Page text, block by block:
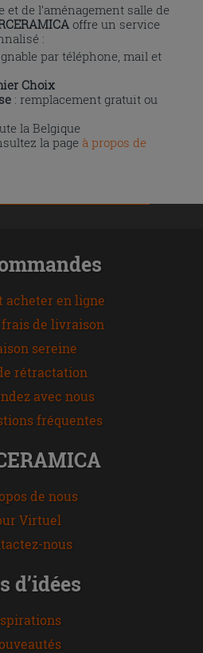
et de l’aménagement salle de
offre un service
:
par téléphone, mail et
Choix
: remplacement gratuit ou
la Belgique
la page à propos de
acheter en ligne
de livraison
sereine
rétractation
avec nous
fréquentes
de nous
Virtuel
nous
d’idées